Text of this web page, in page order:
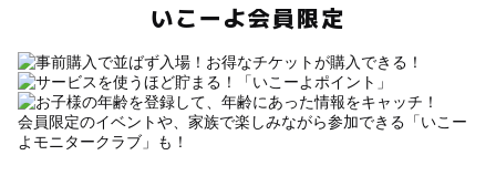
いこーよ会員限定
会員限定のイベントや、家族で楽しみながら参加できる「いこー
よモニタークラブ」も！